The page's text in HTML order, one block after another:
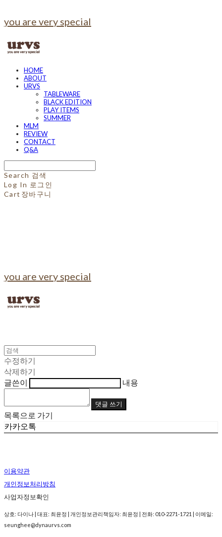
you are very special
HOME
ABOUT
URVS
TABLEWARE
BLACK EDITION
PLAY ITEMS
SUMMER
MLM
REVIEW
CONTACT
Q&A
Search 검색
Log In 로그인
Cart 장바구니
you are very special
수정하기
삭제하기
글쓴이
내용
댓글 쓰기
목록으로 가기
카카오톡
이용약관
개인정보처리방침
사업자정보확인
상호: 다이나 | 대표: 최윤정 | 개인정보관리책임자: 최윤정 | 전화: 010-2271-1721 | 이메일:
seunghee@dynaurvs.com